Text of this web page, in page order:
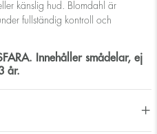
känslig hud. Blomdahl är
fullständig kontroll och
Innehåller smådelar, ej
år.